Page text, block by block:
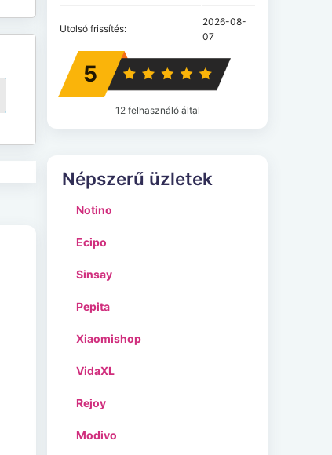
Utolsó frissítés:
2026-08-
07
5
12 felhasználó által
Népszerű üzletek
Notino
Ecipo
Sinsay
Pepita
Xiaomishop
VidaXL
Rejoy
Modivo